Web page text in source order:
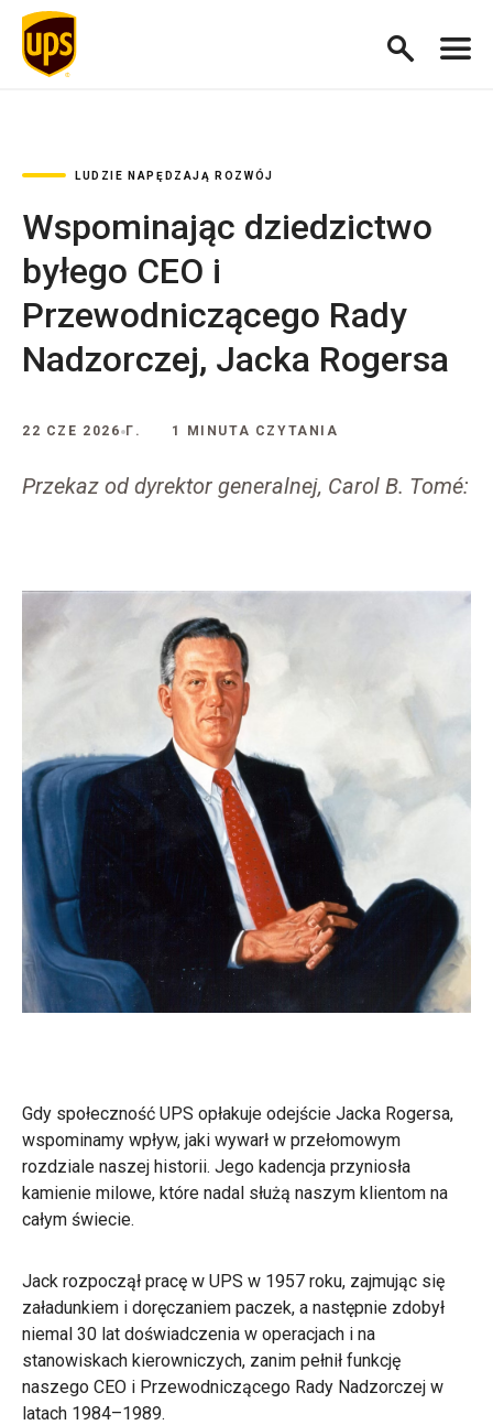
LUDZIE NAPĘDZAJĄ ROZWÓJ
Wspominając dziedzictwo
byłego CEO i
Przewodniczącego Rady
Nadzorczej, Jacka Rogersa
22 CZE 2026 Г. 1 MINUTA CZYTANIA
Przekaz od dyrektor generalnej, Carol B. Tomé:
Gdy społeczność UPS opłakuje odejście Jacka Rogersa,
wspominamy wpływ, jaki wywarł w przełomowym
rozdziale naszej historii. Jego kadencja przyniosła
kamienie milowe, które nadal służą naszym klientom na
całym świecie.
Jack rozpoczął pracę w UPS w 1957 roku, zajmując się
załadunkiem i doręczaniem paczek, a następnie zdobył
niemal 30 lat doświadczenia w operacjach i na
stanowiskach kierowniczych, zanim pełnił funkcję
naszego CEO i Przewodniczącego Rady Nadzorczej w
latach 1984–1989.